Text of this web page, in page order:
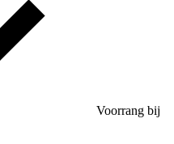
Voorrang bij